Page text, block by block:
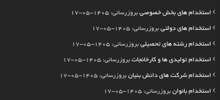
استخدام های بخش خصوصی بروزرسانی: 1405-05-17
استخدام های دولتی بروزرسانی: 1405-05-17
استخدام رشته های تحصیلی بروزرسانی: 1405-05-17
استخدام تولیدی ها و کارخانجات بروزرسانی: 1405-05-17
استخدام شرکت های دانش بنیان بروزرسانی: 1405-05-17
استخدام بانوان بروزرسانی: 1405-05-17